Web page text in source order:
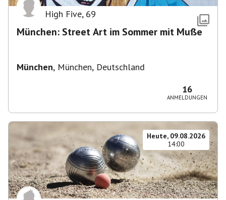
High Five, 69
München: Street Art im Sommer mit Muße
München, München, Deutschland
16
ANMELDUNGEN
Heute, 09.08.2026
14:00